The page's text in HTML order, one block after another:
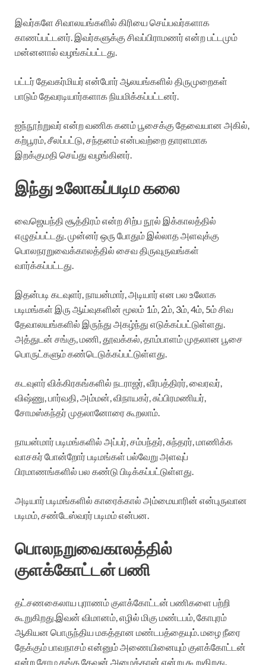
இவர்களே சிவாலயங்களில் கிரியை செய்பவர்களாக
காணப்பட்டனர். இவர்களுக்கு சிவப்பிராமணர் என்ற பட்டமும்
மன்னனால் வழங்கப்பட்டது.
பட்டர் தேவகர்மியர் என்போர் ஆலயங்களில் திருமுறைகள்
பாடும் தேவரடியார்களாக நியமிக்கப்பட்டனர்.
ஐந்நூற்றுவர் என்ற வணிக கனம் பூசைக்கு தேவையான அகில்,
கற்பூரம், சீலப்பட்டு, சந்தனம் என்பவற்றை தாரளமாக
இறக்குமதி செய்து வழங்கினர்.
இந்து உலோகப்படிம கலை
வைஜெயந்தி சூத்திரம் என்ற சிற்ப நூல் இக்காலத்தில்
எழுதப்பட்டது. முன்னர் ஒரு போதும் இல்லாத அளவுக்கு
பொலநரறுவைக்காலத்தில் சைவ திருவுருவங்கள்
வார்க்கப்பட்டது.
இதன்படி கடவுளர், நாயன்மார், அடியார் என பல உலோக
படிமங்கள் இரு ஆய்வுகளின் மூலம் 1ம், 2ம், 3ம், 4ம், 5ம் சிவ
தேவாலயங்களில் இருந்து அகழ்ந்து எடுக்கப்பட்டுள்ளது.
அத்துடன் சங்கு, மணி, தூவக்கல், தாம்பாளம் முதலான பூசை
பொருட்களும் கண்டெடுக்கப்பட்டுள்ளது.
கடவுளர் விக்கிரகங்களில் நடராஜர், வீரபத்திரர், வைரவர்,
விஷ்ணு, பார்வதி, அம்மன், விநாயகர், சுப்பிரமணியர்,
சோமஸ்கந்தர் முதலானோரை கூறலாம்.
நாயன்மார் படிமங்களில் அப்பர், சம்பந்தர், சுந்தரர், மாணிக்க
வாசகர் போன்றோர் படிமங்கள் பல்வேறு அளவுப்
பிரமாணங்களில் பல கண்டு பிடிக்கப்பட்டுள்ளது.
அடியார் படிமங்களில் காரைக்கால் அம்மையாரின் என்புருவான
படிமம், சண்டேஸ்வரர் படிமம் என்பன.
பொலநறுவைகாலத்தில்
குளக்கோட்டன் பணி
தட்சணகைலாய புராணம் குளக்கோட்டன் பணிகளை பற்றி
கூறுகிறது.இவன் விமானம், எழில் மிகு மண்டபம், கோபுரம்
ஆகியன பொருந்திய மகத்தான மண்டபத்தையும். மழை நீரை
தேக்கும் பாவநாசம் என்னும் அணையினையும் குளக்கோட்டன்
என்ற சோழ கங்க தேவன் அமைத்தான் என்று கூறுகிறது.